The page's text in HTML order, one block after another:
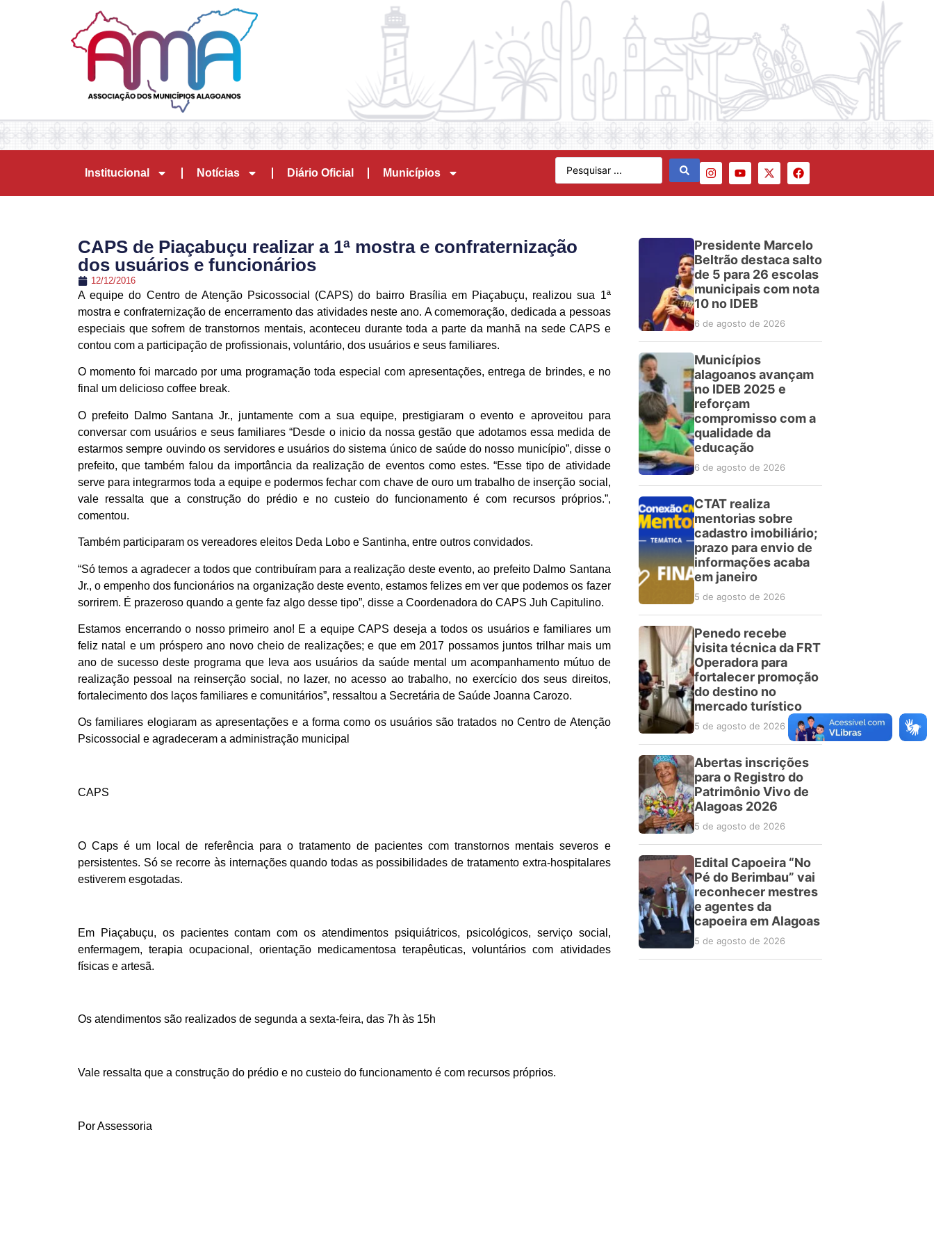
Institucional Notícias Diário Oficial Municípios
CAPS de Piaçabuçu realizar a 1ª mostra e confraternização
dos usuários e funcionários
12/12/2016
A equipe do Centro de Atenção Psicossocial (CAPS) do bairro Brasília em Piaçabuçu, realizou sua 1ª
mostra e confraternização de encerramento das atividades neste ano. A comemoração, dedicada a pessoas
especiais que sofrem de transtornos mentais, aconteceu durante toda a parte da manhã na sede CAPS e
contou com a participação de profissionais, voluntário, dos usuários e seus familiares.
O momento foi marcado por uma programação toda especial com apresentações, entrega de brindes, e no
final um delicioso coffee break.
O prefeito Dalmo Santana Jr., juntamente com a sua equipe, prestigiaram o evento e aproveitou para
conversar com usuários e seus familiares “Desde o inicio da nossa gestão que adotamos essa medida de
estarmos sempre ouvindo os servidores e usuários do sistema único de saúde do nosso município”, disse o
prefeito, que também falou da importância da realização de eventos como estes. “Esse tipo de atividade
serve para integrarmos toda a equipe e podermos fechar com chave de ouro um trabalho de inserção social,
vale ressalta que a construção do prédio e no custeio do funcionamento é com recursos próprios.”,
comentou.
Também participaram os vereadores eleitos Deda Lobo e Santinha, entre outros convidados.
“Só temos a agradecer a todos que contribuíram para a realização deste evento, ao prefeito Dalmo Santana
Jr., o empenho dos funcionários na organização deste evento, estamos felizes em ver que podemos os fazer
sorrirem. É prazeroso quando a gente faz algo desse tipo”, disse a Coordenadora do CAPS Juh Capitulino.
Estamos encerrando o nosso primeiro ano! E a equipe CAPS deseja a todos os usuários e familiares um
feliz natal e um próspero ano novo cheio de realizações; e que em 2017 possamos juntos trilhar mais um
ano de sucesso deste programa que leva aos usuários da saúde mental um acompanhamento mútuo de
realização pessoal na reinserção social, no lazer, no acesso ao trabalho, no exercício dos seus direitos,
fortalecimento dos laços familiares e comunitários”, ressaltou a Secretária de Saúde Joanna Carozo.
Os familiares elogiaram as apresentações e a forma como os usuários são tratados no Centro de Atenção
Psicossocial e agradeceram a administração municipal
CAPS
O Caps é um local de referência para o tratamento de pacientes com transtornos mentais severos e
persistentes. Só se recorre às internações quando todas as possibilidades de tratamento extra-hospitalares
estiverem esgotadas.
Em Piaçabuçu, os pacientes contam com os atendimentos psiquiátricos, psicológicos, serviço social,
enfermagem, terapia ocupacional, orientação medicamentosa terapêuticas, voluntários com atividades
físicas e artesã.
Os atendimentos são realizados de segunda a sexta-feira, das 7h às 15h
Vale ressalta que a construção do prédio e no custeio do funcionamento é com recursos próprios.
Por Assessoria
Presidente Marcelo
Beltrão destaca salto
de 5 para 26 escolas
municipais com nota
10 no IDEB
6 de agosto de 2026
Municípios
alagoanos avançam
no IDEB 2025 e
reforçam
compromisso com a
qualidade da
educação
6 de agosto de 2026
CTAT realiza
mentorias sobre
cadastro imobiliário;
prazo para envio de
informações acaba
em janeiro
5 de agosto de 2026
Penedo recebe
visita técnica da FRT
Operadora para
fortalecer promoção
do destino no
mercado turístico
5 de agosto de 2026
Abertas inscrições
para o Registro do
Patrimônio Vivo de
Alagoas 2026
5 de agosto de 2026
Edital Capoeira “No
Pé do Berimbau” vai
reconhecer mestres
e agentes da
capoeira em Alagoas
5 de agosto de 2026